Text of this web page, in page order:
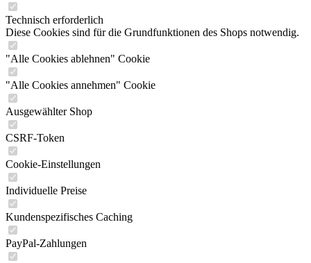
Technisch erforderlich
Diese Cookies sind für die Grundfunktionen des Shops notwendig.
"Alle Cookies ablehnen" Cookie
"Alle Cookies annehmen" Cookie
Ausgewählter Shop
CSRF-Token
Cookie-Einstellungen
Individuelle Preise
Kundenspezifisches Caching
PayPal-Zahlungen